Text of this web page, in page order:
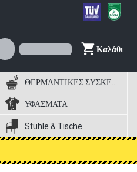
Καλάθι
ΥΦΑΣΜΑΤΑ
Stühle & Tische